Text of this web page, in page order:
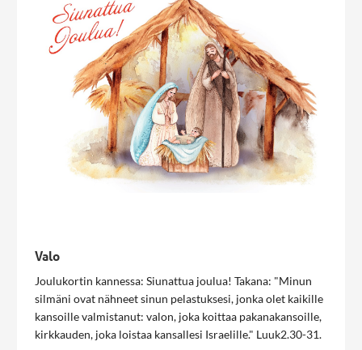
Valo
Joulukortin kannessa: Siunattua joulua! Takana: "Minun
silmäni ovat nähneet sinun pelastuksesi, jonka olet kaikille
kansoille valmistanut: valon, joka koittaa pakanakansoille,
kirkkauden, joka loistaa kansallesi Israelille." Luuk2.30-31.